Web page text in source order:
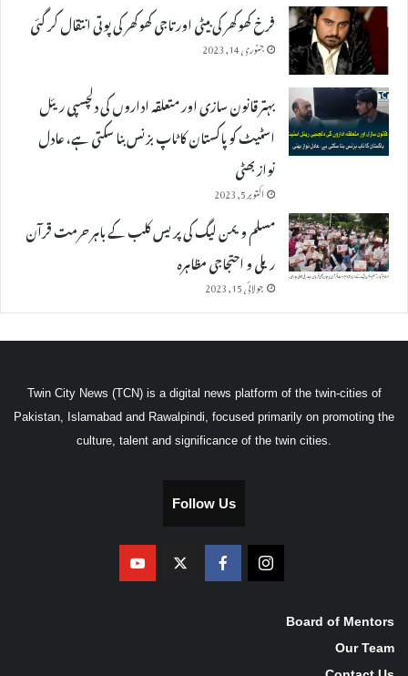
فرخ کھوکھر کی بیٹی اور تاجی کھوکھر کی پوتی انتقال کر گئی
جنوری 14, 2023
بہتر قانون سازی اور متعلقہ اداروں کی دلچسپی ریئل
اسٹیٹ کو پاکستان کا ٹاپ بزنس بنا سکتی ہے، عادل
نواز بھٹی
اکتوبر 5, 2023
مسلم ویمن لیگ کی پریس کلب کے باہر حرمت قرآن
ریلی و احتجاجی مظاہرہ
جولائی 15, 2023
Twin City News (TCN) is a digital news platform of the twin-cities of
Pakistan, Islamabad and Rawalpindi, focused primarily on promoting the
culture, talent and significance of the twin cities.
Follow Us
Board of Mentors
Our Team